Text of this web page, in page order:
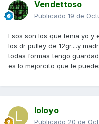
Vendettoso
Publicado 19 de
Esos son los que tenia yo y
los dr pulley de 12gr....y
todas formas tengo
es lo mejorcito que le
loloyo
Publicado 20 de